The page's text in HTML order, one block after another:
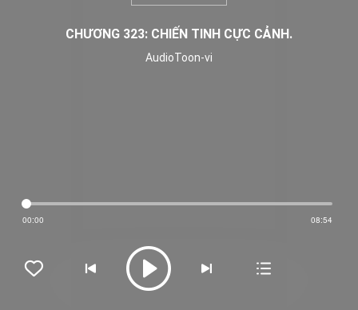
CHƯƠNG 323: CHIẾN TINH CỰC CẢNH.
AudioToon-vi
00:00 08:54
    